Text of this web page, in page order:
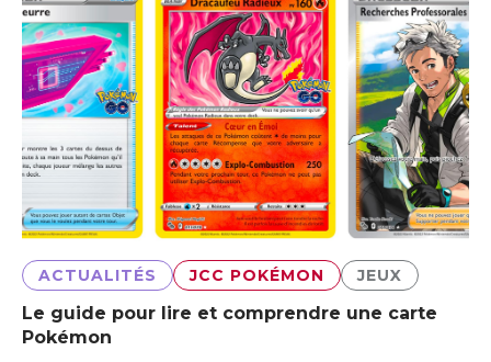
ACTUALITÉS JCC POKÉMON JEUX
Le guide pour lire et comprendre une carte
Pokémon